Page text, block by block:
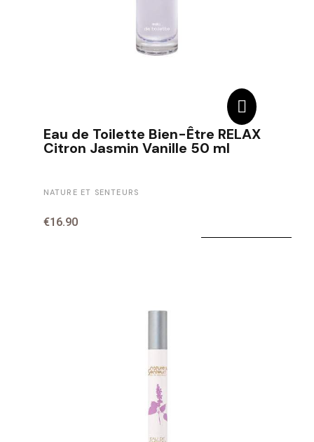
Eau de Toilette Bien-Être RELAX
Citron Jasmin Vanille 50 ml
NATURE ET SENTEURS
€16.90